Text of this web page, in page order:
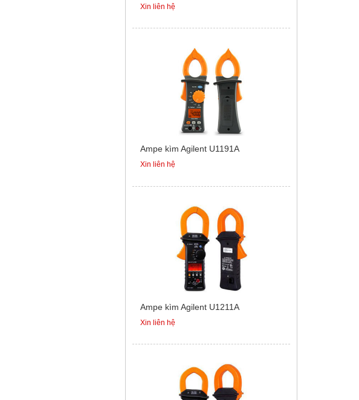
Xin liên hệ
Ampe kìm Agilent U1191A
Xin liên hệ
Ampe kìm Agilent U1211A
Xin liên hệ